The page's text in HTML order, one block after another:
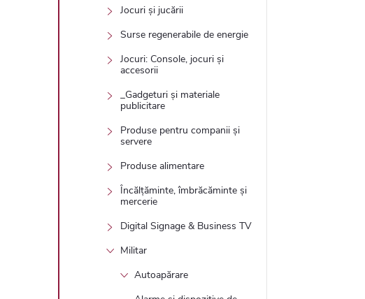
Jocuri și jucării
Surse regenerabile de energie
Jocuri: Console, jocuri și
accesorii
_Gadgeturi și materiale
publicitare
Produse pentru companii și
servere
Produse alimentare
Încălțăminte, îmbrăcăminte și
mercerie
Digital Signage & Business TV
Militar
Autoapărare